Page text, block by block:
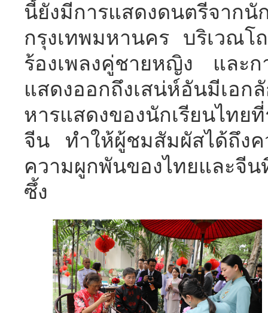
นี้ยังมีการแสดงดนตรีจากนั
กรุงเทพมหานคร บริเวณ
ร้องเพลงคู่ชายหญิง และ
แสดงออกถึงเสน่ห์อันมีเ
หารแสดงของนักเรียนไทย
จีน ทำให้ผู้ชมสัมผัสได้ถึง
ความผูกพันของไทยและจีน
ซึ้ง